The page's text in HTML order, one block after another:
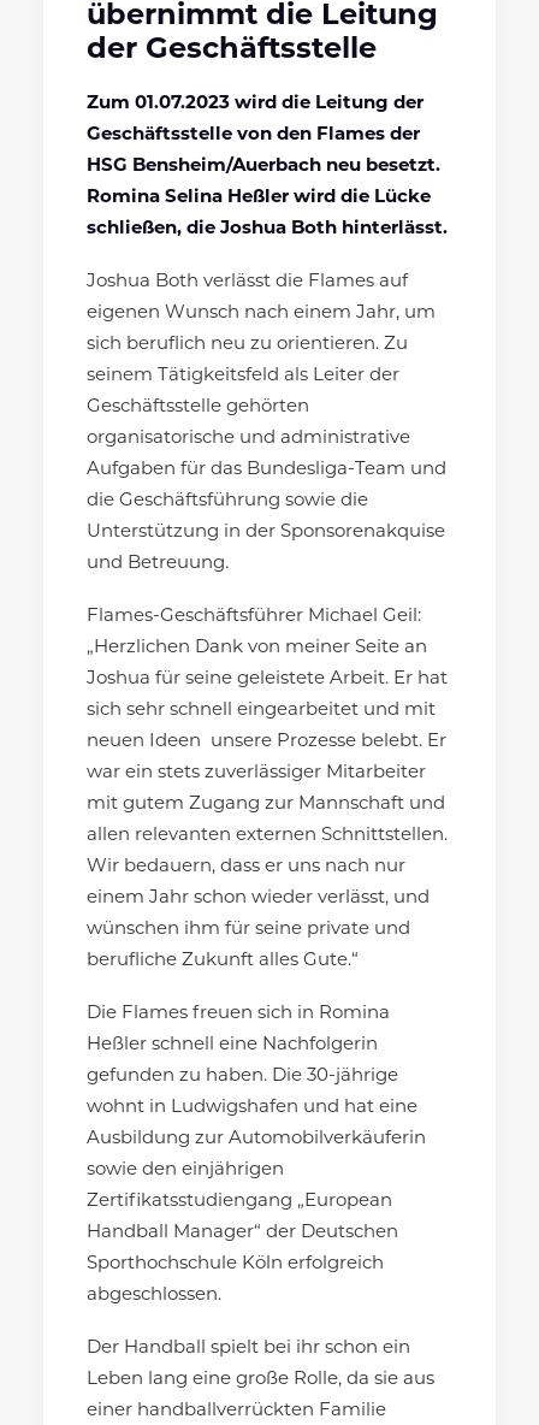
übernimmt die Leitung
der Geschäftsstelle
Zum 01.07.2023 wird die Leitung der
Geschäftsstelle von den Flames der
HSG Bensheim/Auerbach neu besetzt.
Romina Selina Heßler wird die Lücke
schließen, die Joshua Both hinterlässt.
Joshua Both verlässt die Flames auf
eigenen Wunsch nach einem Jahr, um
sich beruflich neu zu orientieren. Zu
seinem Tätigkeitsfeld als Leiter der
Geschäftsstelle gehörten
organisatorische und administrative
Aufgaben für das Bundesliga-Team und
die Geschäftsführung sowie die
Unterstützung in der Sponsorenakquise
und Betreuung.
Flames-Geschäftsführer Michael Geil:
„Herzlichen Dank von meiner Seite an
Joshua für seine geleistete Arbeit. Er hat
sich sehr schnell eingearbeitet und mit
neuen Ideen unsere Prozesse belebt. Er
war ein stets zuverlässiger Mitarbeiter
mit gutem Zugang zur Mannschaft und
allen relevanten externen Schnittstellen.
Wir bedauern, dass er uns nach nur
einem Jahr schon wieder verlässt, und
wünschen ihm für seine private und
berufliche Zukunft alles Gute.“
Die Flames freuen sich in Romina
Heßler schnell eine Nachfolgerin
gefunden zu haben. Die 30-jährige
wohnt in Ludwigshafen und hat eine
Ausbildung zur Automobilverkäuferin
sowie den einjährigen
Zertifikatsstudiengang „European
Handball Manager“ der Deutschen
Sporthochschule Köln erfolgreich
abgeschlossen.
Der Handball spielt bei ihr schon ein
Leben lang eine große Rolle, da sie aus
einer handballverrückten Familie